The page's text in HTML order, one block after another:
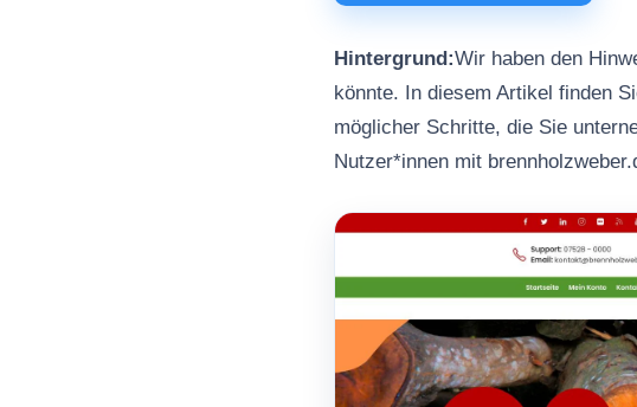
Hintergrund:Wir haben den
könnte. In diesem Artikel finden
möglicher Schritte, die Sie
Nutzer*innen mit